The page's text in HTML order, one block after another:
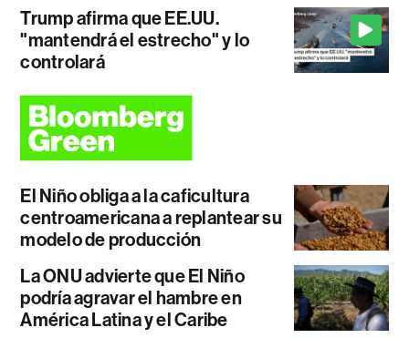
Trump afirma que EE.UU.
"mantendrá el estrecho" y lo
controlará
El Niño obliga a la caficultura
centroamericana a replantear su
modelo de producción
La ONU advierte que El Niño
podría agravar el hambre en
América Latina y el Caribe